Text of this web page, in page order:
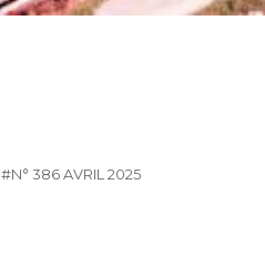
#N° 386 AVRIL 2025